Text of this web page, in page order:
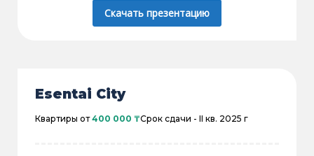
Скачать презентацию
Esentai City
Квартиры от400 000 ₸Срок сдачи - II кв. 2025 г